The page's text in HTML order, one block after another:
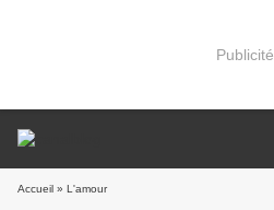
Publicité
Accueil » L'amour